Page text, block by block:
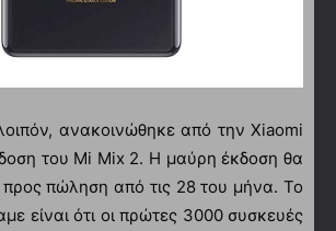
ανακοινώθηκε από την Xiaomi
του Mi Mix 2. Η μαύρη έκδοση θα
προς πώληση από τις 28 του μήνα. Το
είναι ότι οι πρώτες 3000 συσκευές